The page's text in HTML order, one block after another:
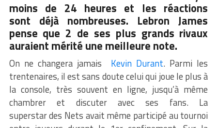
moins de 24 heures et les réactions
sont déjà nombreuses. Lebron James
pense que 2 de ses plus grands rivaux
auraient mérité une meilleure note.
On ne changera jamais Kevin Durant. Parmi les
trentenaires, il est sans doute celui qui joue le plus à
la console, très souvent en ligne, jusqu’à même
chambrer et discuter avec ses fans. La
superstar des Nets avait même participé au tournoi